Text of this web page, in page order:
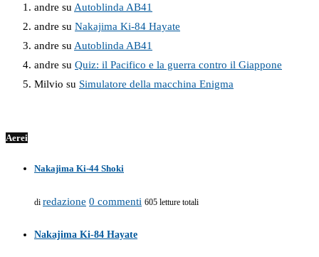
andre su Autoblinda AB41
andre su Nakajima Ki-84 Hayate
andre su Autoblinda AB41
andre su Quiz: il Pacifico e la guerra contro il Giappone
Milvio su Simulatore della macchina Enigma
Aerei
Nakajima Ki-44 Shoki
di redazione 0 commenti 605 letture totali
Nakajima Ki-84 Hayate